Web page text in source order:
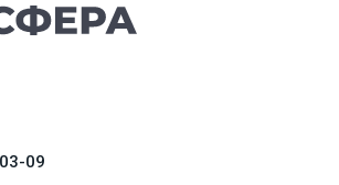
09